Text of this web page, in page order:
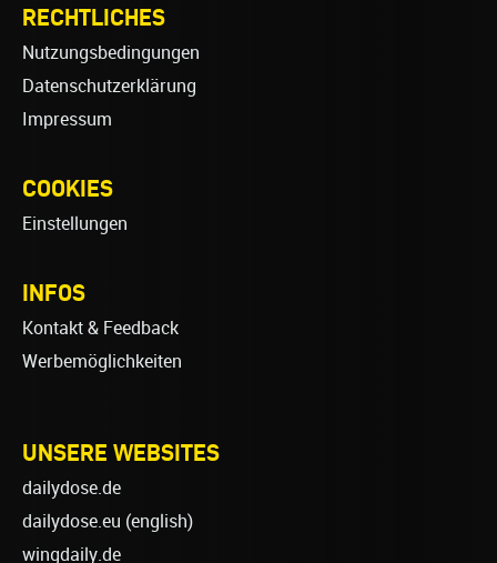
RECHTLICHES
Nutzungsbedingungen
Datenschutzerklärung
Impressum
COOKIES
Einstellungen
INFOS
Kontakt & Feedback
Werbemöglichkeiten
UNSERE WEBSITES
dailydose.de
dailydose.eu (english)
wingdaily.de